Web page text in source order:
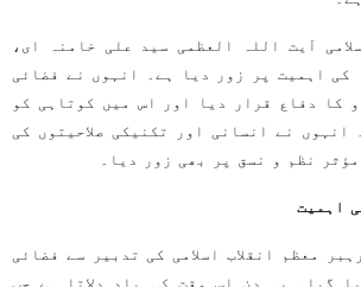
آیت اللہ العظمی سید علی خامنہ ای،
کی اہمیت پر زور دیا ہے۔ انہوں نے فضائی
کا دفاع قرار دیا اور اس میں کوتاہی کو
انہوں نے انسانی اور تکنیکی صلاحیتوں کی
نظم و نسق پر بھی زور دیا۔
اہمیت
2008 کو رہبر معظم انقلاب اسلامی کی تدبیر سے فضائی
گیا۔ یہ دن اس وقت کی یاد دلاتا ہے جب